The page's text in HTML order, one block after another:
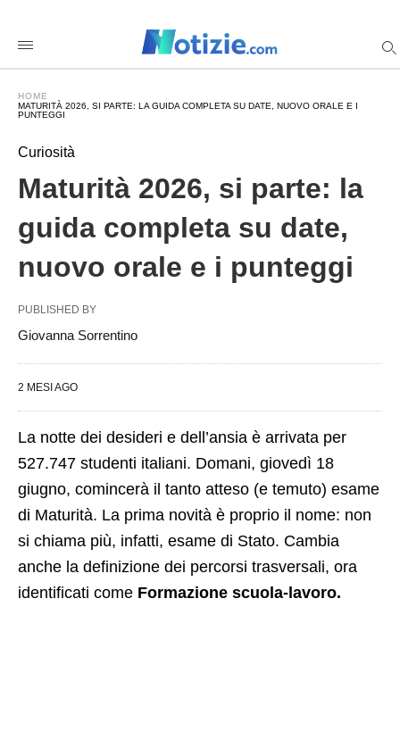
/2026/06/17/maturita-
si-
guida-
su-
date-
orale-
punteggi/amp/
HOME
MATURITÀ 2026, SI PARTE: LA GUIDA COMPLETA SU DATE, NUOVO ORALE E I
PUNTEGGI
Curiosità
Maturità 2026, si parte: la
guida completa su date,
nuovo orale e i punteggi
PUBLISHED BY
Giovanna Sorrentino
2 MESI AGO
La notte dei desideri e dell’ansia è arrivata per
527.747 studenti italiani. Domani, giovedì 18
giugno, comincerà il tanto atteso (e temuto) esame
di Maturità. La prima novità è proprio il nome: non
si chiama più, infatti, esame di Stato. Cambia
anche la definizione dei percorsi trasversali, ora
identificati come Formazione scuola-lavoro.